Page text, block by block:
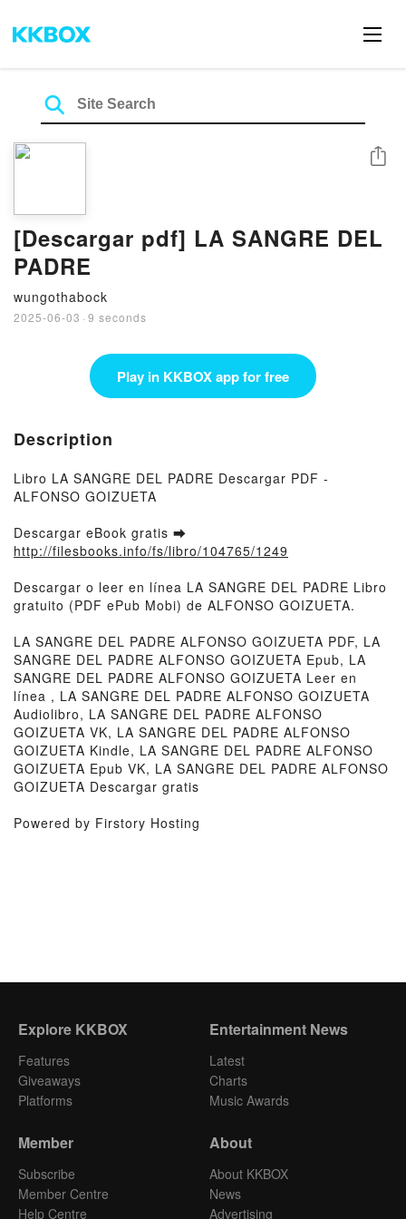
[Descargar pdf] LA SANGRE DEL
PADRE
wungothabock
2025-06-03 · 9 seconds
Share
Play in KKBOX app for free
Description
Libro LA SANGRE DEL PADRE Descargar PDF -
ALFONSO GOIZUETA
Descargar eBook gratis ➡
http://filesbooks.info/fs/libro/104765/1249
Descargar o leer en línea LA SANGRE DEL PADRE Libro
gratuito (PDF ePub Mobi) de ALFONSO GOIZUETA.
LA SANGRE DEL PADRE ALFONSO GOIZUETA PDF, LA
SANGRE DEL PADRE ALFONSO GOIZUETA Epub, LA
SANGRE DEL PADRE ALFONSO GOIZUETA Leer en
línea , LA SANGRE DEL PADRE ALFONSO GOIZUETA
Audiolibro, LA SANGRE DEL PADRE ALFONSO
GOIZUETA VK, LA SANGRE DEL PADRE ALFONSO
GOIZUETA Kindle, LA SANGRE DEL PADRE ALFONSO
GOIZUETA Epub VK, LA SANGRE DEL PADRE ALFONSO
GOIZUETA Descargar gratis
Powered by Firstory Hosting
Explore KKBOX
Features
Giveaways
Platforms
Entertainment News
Latest
Charts
Music Awards
Member
Subscribe
Member Centre
Help Centre
About
About KKBOX
News
Advertising